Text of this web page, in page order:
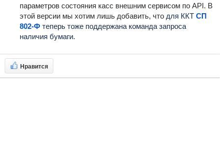
параметров состояния касс внешним сервисом по API. В
этой версии мы хотим лишь добавить, что для ККТ СП
802-Фтеперь тоже поддержана команда запроса
наличия бумаги.
Нравится